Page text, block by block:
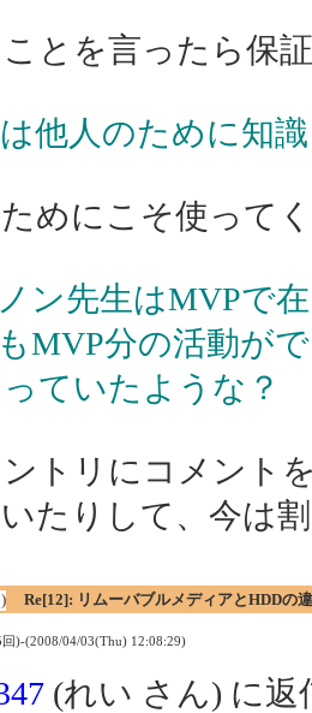
とを言ったら保
他人のために知
めにこそ使って
ン先生はMVPで
MVP分の活動が
ていたような？
トリにコメント
たりして、今は
Re[12]: リムーバブルメディアとHDDの
回)-(2008/04/03(Thu) 12:08:29)
(れい さん) に返